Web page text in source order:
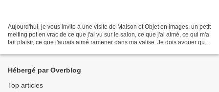
Aujourd'hui, je vous invite à une visite de Maison et Objet en images, un petit
melting pot en vrac de ce que j'ai vu sur le salon, ce que j'ai aimé, ce qui m'a
fait plaisir, ce que j'aurais aimé ramener dans ma valise. Je dois avouer que
Hébergé par Overblog
Top articles